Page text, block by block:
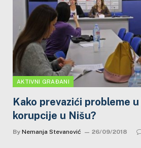
AKTIVNI GRAĐANI
Kako prevazići probleme
korupcije u Nišu?
By Nemanja Stevanović 26/09/2018